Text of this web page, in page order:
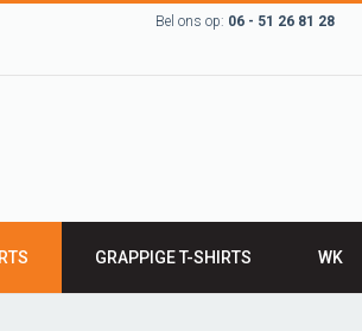
Bel ons op: 06 - 51 26 81 28
GRAPPIGE T-SHIRTS WK